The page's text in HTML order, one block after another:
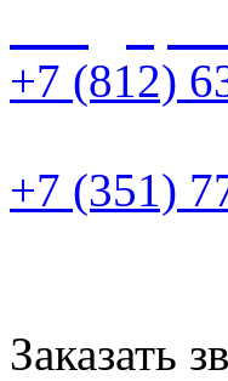
+7 (812)
+7 (351)
Заказать